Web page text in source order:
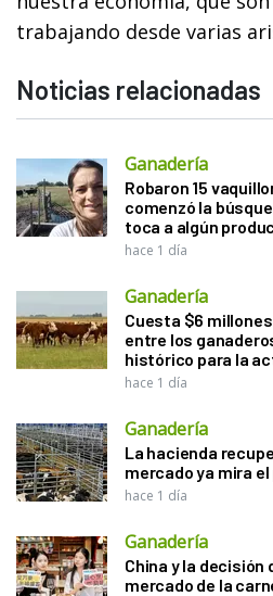
trabajando desde varias
Noticias relacionadas
Ganadería
Robaron 15
comenzó la
toca a algún
hace 1 día
Ganadería
Cuesta $6
entre los
histórico para la
hace 1 día
Ganadería
La hacienda
mercado ya mira
hace 1 día
Ganadería
China y la decisión
mercado de la